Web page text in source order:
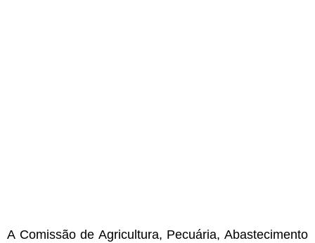
A Comissão de Agricultura, Pecuária, Abastecimento